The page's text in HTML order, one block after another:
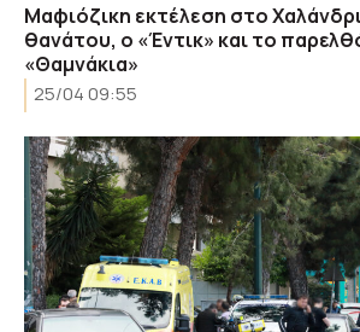
Μαφιόζικη εκτέλεση στο
θανάτου, ο «Έντικ» και το
«Θαμνάκια»
25/04 09:55